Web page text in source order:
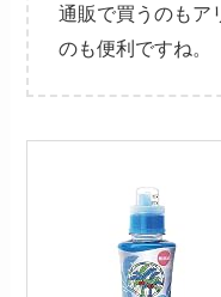
通販で買うのもア
のも便利ですね。